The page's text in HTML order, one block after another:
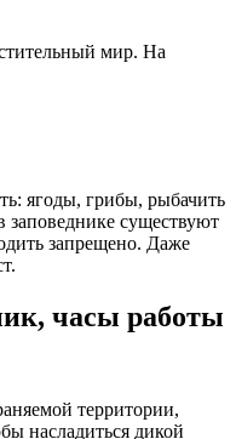
мир. На
ягоды, грибы, рыбачить
заповеднике существуют
запрещено. Даже
часы работы
территории,
насладиться дикой